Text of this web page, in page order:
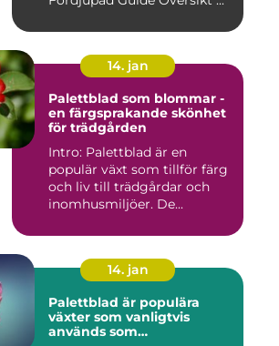
14. jan
Palettblad som blommar -
en färgsprakande skönhet
för trädgården
Intro: Palettblad är en
populär växt som tillför färg
och liv till trädgårdar och
inomhusmiljöer. De...
14. jan
Palettblad är populära
växter som vanligtvis
används som